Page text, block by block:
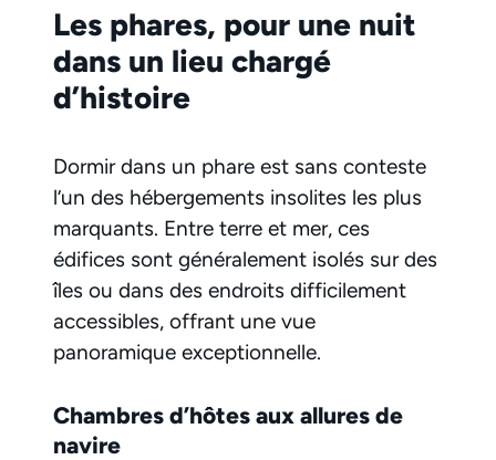
Les phares, pour une nuit
dans un lieu chargé
d’histoire
Dormir dans un phare est sans conteste
l’un des hébergements insolites les plus
marquants. Entre terre et mer, ces
édifices sont généralement isolés sur des
îles ou dans des endroits difficilement
accessibles, offrant une vue
panoramique exceptionnelle.
Chambres d’hôtes aux allures de
navire